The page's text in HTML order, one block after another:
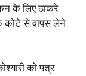
के लिए ठाकरे
के कोटे से वापस लेने
को पत्र